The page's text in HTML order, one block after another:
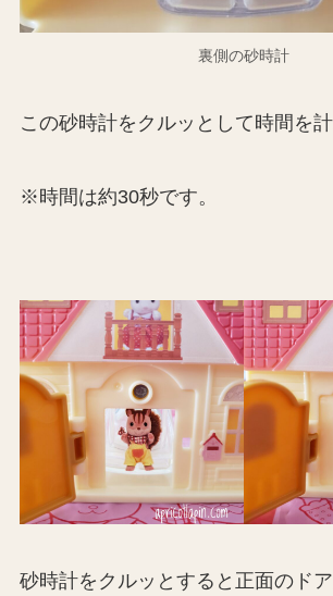
裏側の砂時計
この砂時計をクルッとして時間を計
※時間は約30秒です。
砂時計をクルッとすると正面のド